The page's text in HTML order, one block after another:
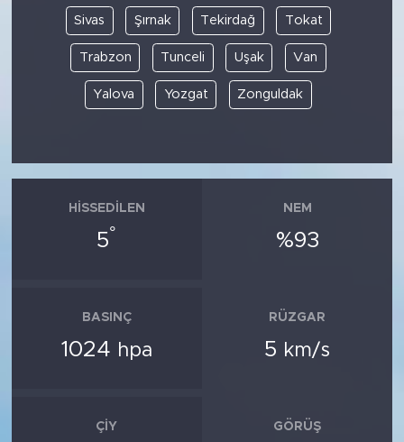
Sivas Şırnak Tekirdağ Tokat
Trabzon Tunceli Uşak Van
Yalova Yozgat Zonguldak
HISSEDILEN
5°
NEM
%93
BASINÇ
1024 hpa
RÜZGAR
5 km/s
ÇIY GÖRÜŞ